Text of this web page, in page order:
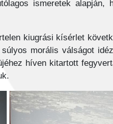
ismeretek alapján,
kiugrási kísérlet
morális válságot
híven kitartott